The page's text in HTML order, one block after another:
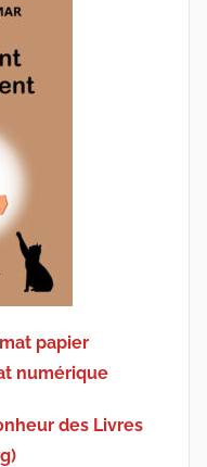
papier
numérique
des Livres